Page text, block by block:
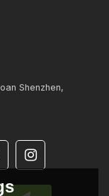
Shenzhen,